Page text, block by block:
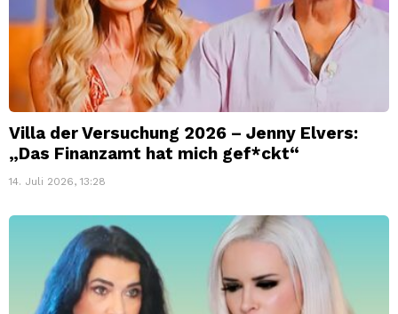
Villa der Versuchung 2026 – Jenny Elvers:
„Das Finanzamt hat mich gef*ckt“
14. Juli 2026, 13:28